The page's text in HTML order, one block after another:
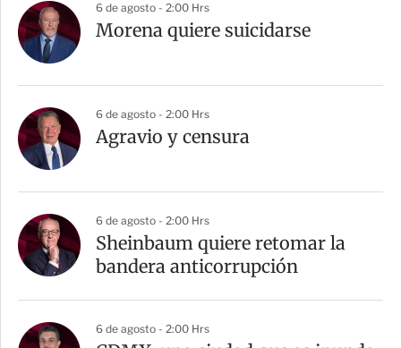
6 de agosto - 2:00 Hrs
Morena quiere suicidarse
6 de agosto - 2:00 Hrs
Agravio y censura
6 de agosto - 2:00 Hrs
Sheinbaum quiere retomar la
bandera anticorrupción
6 de agosto - 2:00 Hrs